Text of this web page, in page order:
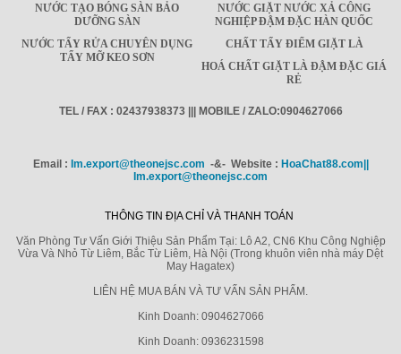
NƯỚC TẠO BÓNG SÀN BẢO
DƯỠNG SÀN
NƯỚC GIẶT NƯỚC XẢ CÔNG
NGHIỆP ĐẬM ĐẶC HÀN QUỐC
NƯỚC TẨY RỬA CHUYÊN DỤNG
TẨY MỠ KEO SƠN
CHẤT TẨY ĐIỂM GIẶT LÀ
HOÁ CHẤT GIẶT LÀ ĐẬM ĐẶC GIÁ
RẺ
TEL / FAX : 02437938373 ||| MOBILE / ZALO:0904627066
Email : Im.export@theonejsc.com -&- Website : HoaChat88.com||
Im.export@theonejsc.com
THÔNG TIN ĐỊA CHỈ VÀ THANH TOÁN
Văn Phòng Tư Vấn Giới Thiệu Sản Phẩm Tại: Lô A2, CN6 Khu Công Nghiệp
Vừa Và Nhỏ Từ Liêm, Bắc Từ Liêm, Hà Nội (Trong khuôn viên nhà máy Dệt
May Hagatex)
LIÊN HỆ MUA BÁN VÀ TƯ VẤN SẢN PHẨM.
Kinh Doanh: 0904627066
Kinh Doanh: 0936231598